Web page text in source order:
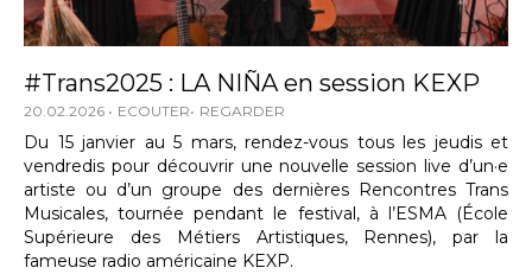
#Trans2025 : LA NIÑA en session KEXP
20.02.2026 ECOUTER REGARDER
Du 15 janvier au 5 mars, rendez-vous tous les jeudis et
vendredis pour découvrir une nouvelle session live d’un·e
artiste ou d’un groupe des dernières Rencontres Trans
Musicales, tournée pendant le festival, à l’ESMA (École
Supérieure des Métiers Artistiques, Rennes), par la
fameuse radio américaine KEXP.